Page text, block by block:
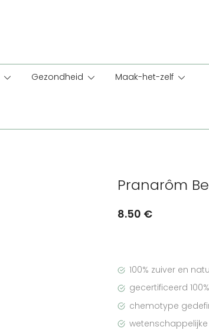
Gezondheid Maak-het-zelf
Pranarôm
8.50 €
100% zuiver en
gecertificeerd
chemotype